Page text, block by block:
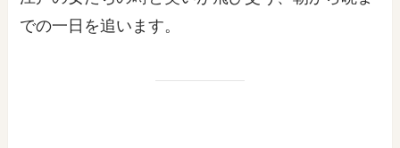
での一日を追います。